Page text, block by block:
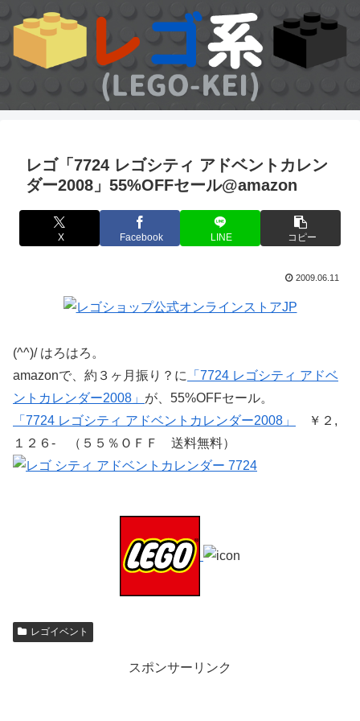
レゴ「7724 レゴシティ アドベントカレン
ダー2008」55%OFFセール@amazon
X Facebook LINE コピー
2009.06.11
(^^)/ はろはろ。
amazonで、約３ヶ月振り？に
「7724 レゴシティ アドベ
ントカレンダー2008」 が、55%OFFセール。
「7724 レゴシティ アドベントカレンダー2008」
￥２,
１２６- （５５％ＯＦＦ 送料無料）
レゴイベント
スポンサーリンク